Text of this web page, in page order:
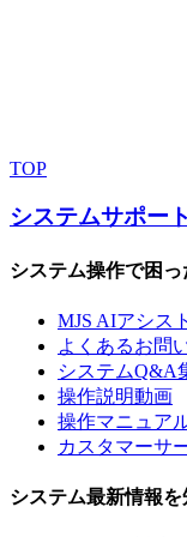
TOP
システムサポート
システム操作で困っ
MJS AIアシスト
よくあるお問
システムQ&A
操作説明動画
操作マニュア
カスタマーサ
システム最新情報